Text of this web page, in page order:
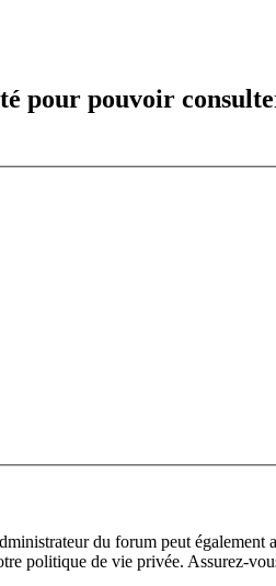
pour pouvoir
du forum peut également
politique de vie privée. Assurez-